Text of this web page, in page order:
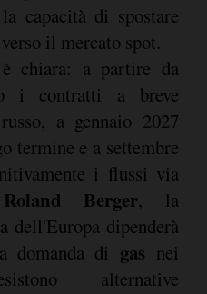
capacità di spostare
il mercato spot.
chiara: a partire da
i contratti a breve
russo, a gennaio 2027
termine e a settembre
i flussi via
Roland Berger, la
dell'Europa dipenderà
domanda di gas nei
alternative